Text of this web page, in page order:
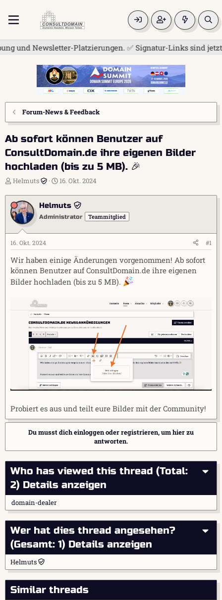
Newsletter-Platzierungen. ✅ Signatur-Links sind jetzt
Forum-News & Feedback
Ab sofort können Benutzer auf
ConsultDomain.de ihre eigenen Bilder
hochladen (bis zu 5 MB). 🎉
E
s
t
e
l
e
r
Helmuts
E
s
t
e
l
a
m
16. Okt. 2024
Helmuts
Administrator Teammitglied
16. Okt. 2024 #1
Wir haben einige Änderungen vorgenommen! Ab sofort
können Benutzer auf ConsultDomain.de ihre eigenen
Bilder hochladen (bis zu 5 MB).
Probiert es aus und teilt eure Bilder mit der Community!
Du musst dich einloggen oder registrieren, um hier zu
antworten.
Who has viewed this thread (Total:
2) Details anzeigen
domain-dealer
Wer hat dies thread angesehen?
(Gesamt: 1) Details anzeigen
Helmuts
Similar threads